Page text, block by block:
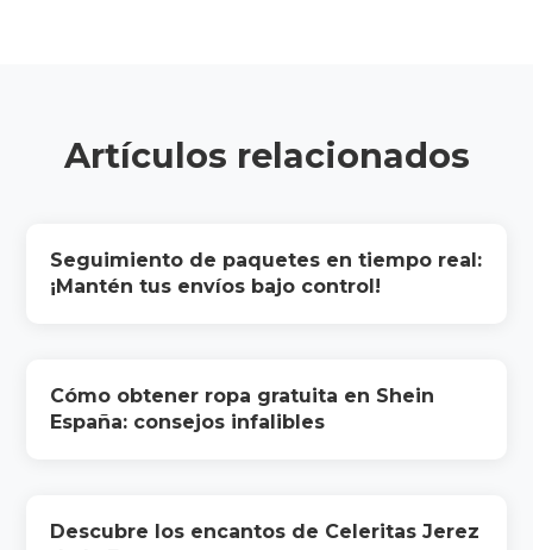
Artículos relacionados
Seguimiento de paquetes en tiempo real:
¡Mantén tus envíos bajo control!
Cómo obtener ropa gratuita en Shein
España: consejos infalibles
Descubre los encantos de Celeritas Jerez